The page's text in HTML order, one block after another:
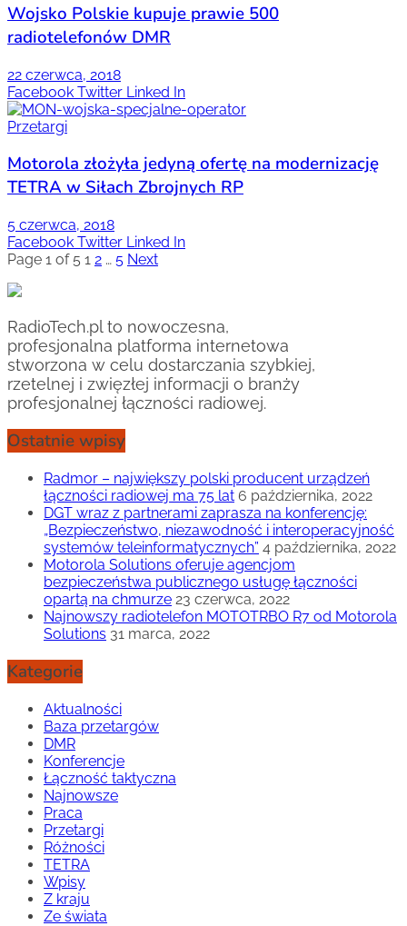
Wojsko Polskie kupuje prawie 500
radiotelefonów DMR
22 czerwca, 2018
Facebook Twitter Linked In
Przetargi
Motorola złożyła jedyną ofertę na modernizację
TETRA w Siłach Zbrojnych RP
5 czerwca, 2018
Facebook Twitter Linked In
Page 1 of 5 1 2 … 5 Next
RadioTech.pl to nowoczesna,
profesjonalna platforma internetowa
stworzona w celu dostarczania szybkiej,
rzetelnej i zwięzłej informacji o branży
profesjonalnej łączności radiowej.
Ostatnie wpisy
Radmor – największy polski producent urządzeń
łączności radiowej ma 75 lat 6 października, 2022
DGT wraz z partnerami zaprasza na konferencję:
„Bezpieczeństwo, niezawodność i interoperacyjność
systemów teleinformatycznych” 4 października, 2022
Motorola Solutions oferuje agencjom
bezpieczeństwa publicznego usługę łączności
opartą na chmurze 23 czerwca, 2022
Najnowszy radiotelefon MOTOTRBO R7 od Motorola
Solutions 31 marca, 2022
Kategorie
Aktualności
Baza przetargów
DMR
Konferencje
Łączność taktyczna
Najnowsze
Praca
Przetargi
Różności
TETRA
Wpisy
Z kraju
Ze świata